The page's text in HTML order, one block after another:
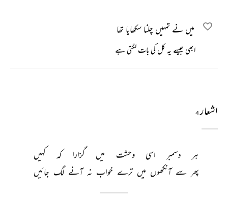
میں نے تمہیں چلنا سکھایا تھا
ابھی جیسے یہ کل کی بات لگتی ہے
اشعار4
ہر دسمبر اسی وحشت میں گزارا کہ
کہیں
پھر سے آنکھوں میں ترے خواب نہ آنے لگ جائیں